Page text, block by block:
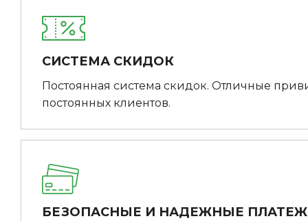
СИСТЕМА СКИДОК
Постоянная система скидок. Отличные
постоянных клиентов.
БЕЗОПАСНЫЕ И НАДЕЖНЫЕ